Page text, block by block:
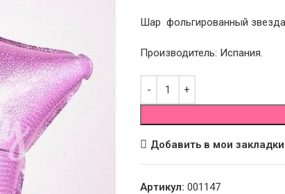
Шар фольгированный
Производитель: Испания.
Добавить в мои закладки
Артикул: 001147